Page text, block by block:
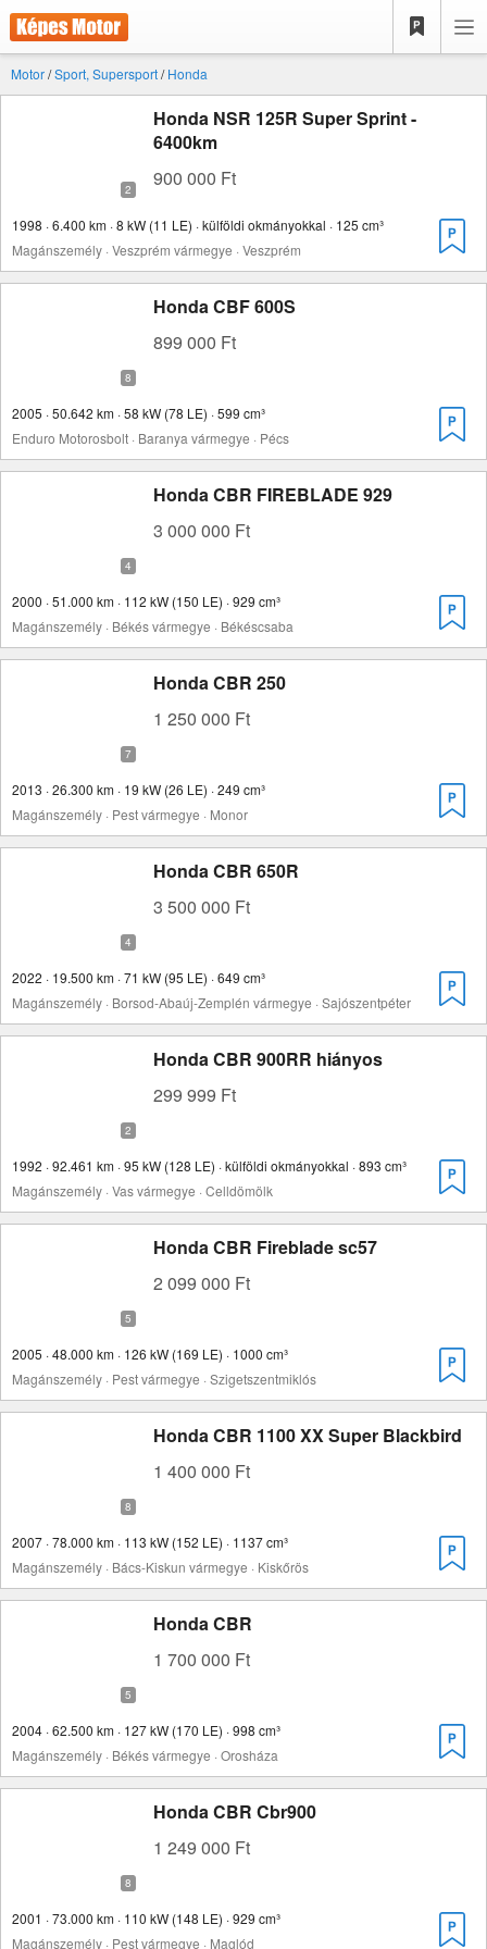
Motor/Sport, Supersport/Honda
Honda NSR 125R Super Sprint -
6400km
900 000 Ft
1998 · 6.400 km · 8 kW (11 LE) · külföldi okmányokkal · 125 cm³
Magánszemély · Veszprém vármegye · Veszprém
Honda CBF 600S
899 000 Ft
2005 · 50.642 km · 58 kW (78 LE) · 599 cm³
Enduro Motorosbolt · Baranya vármegye · Pécs
Honda CBR FIREBLADE 929
3 000 000 Ft
2000 · 51.000 km · 112 kW (150 LE) · 929 cm³
Magánszemély · Békés vármegye · Békéscsaba
Honda CBR 250
1 250 000 Ft
2013 · 26.300 km · 19 kW (26 LE) · 249 cm³
Magánszemély · Pest vármegye · Monor
Honda CBR 650R
3 500 000 Ft
2022 · 19.500 km · 71 kW (95 LE) · 649 cm³
Magánszemély · Borsod-Abaúj-Zemplén vármegye · Sajószentpéter
Honda CBR 900RR hiányos
299 999 Ft
1992 · 92.461 km · 95 kW (128 LE) · külföldi okmányokkal · 893 cm³
Magánszemély · Vas vármegye · Celldömölk
Honda CBR Fireblade sc57
2 099 000 Ft
2005 · 48.000 km · 126 kW (169 LE) · 1000 cm³
Magánszemély · Pest vármegye · Szigetszentmiklós
Honda CBR 1100 XX Super Blackbird
1 400 000 Ft
2007 · 78.000 km · 113 kW (152 LE) · 1137 cm³
Magánszemély · Bács-Kiskun vármegye · Kiskőrös
Honda CBR
1 700 000 Ft
2004 · 62.500 km · 127 kW (170 LE) · 998 cm³
Magánszemély · Békés vármegye · Orosháza
Honda CBR Cbr900
1 249 000 Ft
2001 · 73.000 km · 110 kW (148 LE) · 929 cm³
Magánszemély · Pest vármegye · Maglód